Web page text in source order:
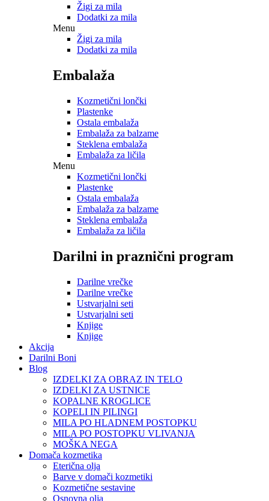
Žigi za mila
Dodatki za mila
Menu
Žigi za mila
Dodatki za mila
Embalaža
Kozmetični lončki
Plastenke
Ostala embalaža
Embalaža za balzame
Steklena embalaža
Embalaža za ličila
Menu
Kozmetični lončki
Plastenke
Ostala embalaža
Embalaža za balzame
Steklena embalaža
Embalaža za ličila
Darilni in praznični program
Darilne vrečke
Darilne vrečke
Ustvarjalni seti
Ustvarjalni seti
Knjige
Knjige
Akcija
Darilni Boni
Blog
IZDELKI ZA OBRAZ IN TELO
IZDELKI ZA USTNICE
KOPALNE KROGLICE
KOPELI IN PILINGI
MILA PO HLADNEM POSTOPKU
MILA PO POSTOPKU VLIVANJA
MOŠKA NEGA
Domača kozmetika
Eterična olja
Barve v domači kozmetiki
Kozmetične sestavine
Osnovna olja